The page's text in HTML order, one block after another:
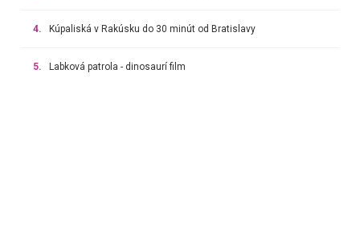
4. Kúpaliská v Rakúsku do 30 minút od Bratislavy
5. Labková patrola - dinosaurí film